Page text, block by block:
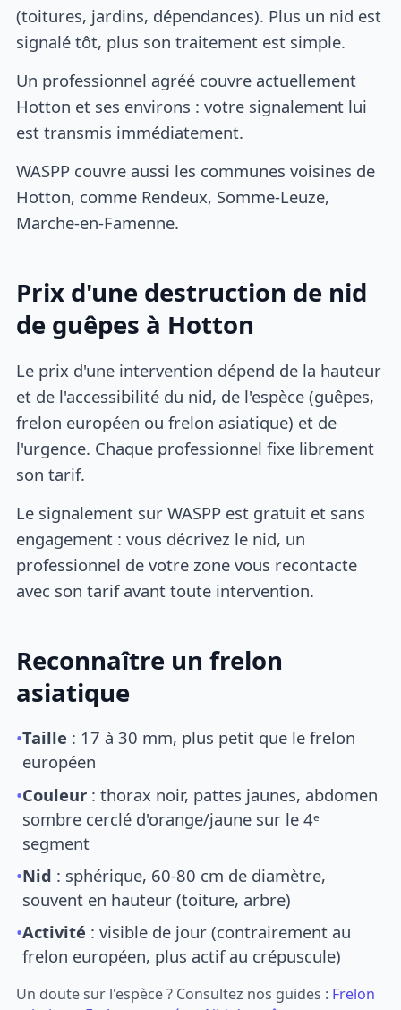
(toitures, jardins, dépendances). Plus un nid est
signalé tôt, plus son traitement est simple.
Un professionnel agréé couvre actuellement
Hotton et ses environs : votre signalement lui
est transmis immédiatement.
WASPP couvre aussi les communes voisines de
Hotton, comme Rendeux, Somme-Leuze,
Marche-en-Famenne.
Prix d'une destruction de nid
de guêpes à Hotton
Le prix d'une intervention dépend de la hauteur
et de l'accessibilité du nid, de l'espèce (guêpes,
frelon européen ou frelon asiatique) et de
l'urgence. Chaque professionnel fixe librement
son tarif.
Le signalement sur WASPP est gratuit et sans
engagement : vous décrivez le nid, un
professionnel de votre zone vous recontacte
avec son tarif avant toute intervention.
Reconnaître un frelon
asiatique
•Taille : 17 à 30 mm, plus petit que le frelon
européen
•Couleur : thorax noir, pattes jaunes, abdomen
sombre cerclé d'orange/jaune sur le 4ᵉ
segment
•Nid : sphérique, 60-80 cm de diamètre,
souvent en hauteur (toiture, arbre)
•Activité : visible de jour (contrairement au
frelon européen, plus actif au crépuscule)
Un doute sur l'espèce ? Consultez nos guides : Frelon